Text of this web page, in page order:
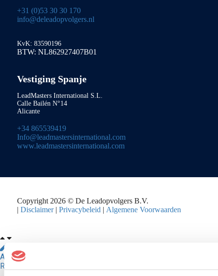
+31 (0)53 30 30 170
info@deleadopvolgers.nl
KvK: 83590196
BTW: NL862927407B01
Vestiging Spanje
LeadMasters International S.L.
Calle Bailén N°14
Alicante
+34 865539419
Info@leadmastersinternational.com
www.leadmastersinternational.com
Copyright 2026 © De Leadopvolgers B.V.
| Disclaimer| Privacybeleid | Algemene Voorwaarden
Article cached on Fri. 7 Aug 11:44
Renew cache